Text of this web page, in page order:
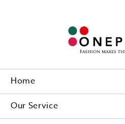
Home
Our Service